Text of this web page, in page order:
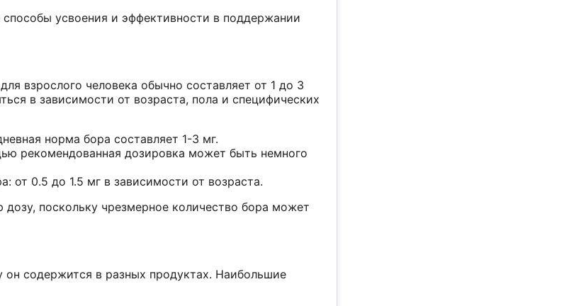
усвоения и эффективности в поддержании
взрослого человека обычно составляет от 1 до 3
в зависимости от возраста, пола и специфических
норма бора составляет 1-3 мг.
рекомендованная дозировка может быть немного
от 0.5 до 1.5 мг в зависимости от возраста.
поскольку чрезмерное количество бора может
содержится в разных продуктах. Наибольшие